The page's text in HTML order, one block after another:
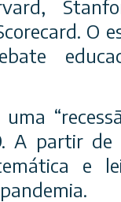
O
A partir de
e